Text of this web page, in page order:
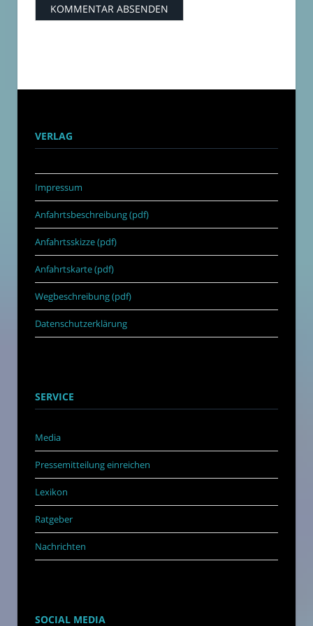
VERLAG
Impressum
Anfahrtsbeschreibung (pdf)
Anfahrtsskizze (pdf)
Anfahrtskarte (pdf)
Wegbeschreibung (pdf)
Datenschutzerklärung
SERVICE
Media
Pressemitteilung einreichen
Lexikon
Ratgeber
Nachrichten
SOCIAL MEDIA